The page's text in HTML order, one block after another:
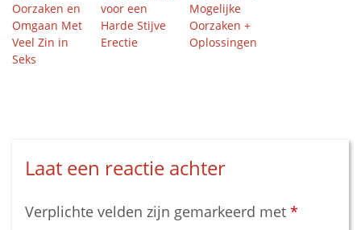
Oorzaken en
Omgaan Met
Veel Zin in
Seks
voor een
Harde Stijve
Erectie
Mogelijke
Oorzaken +
Oplossingen
Laat een reactie achter
Verplichte velden zijn gemarkeerd met *